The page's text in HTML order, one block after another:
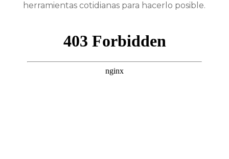
herramientas cotidianas para hacerlo posible.